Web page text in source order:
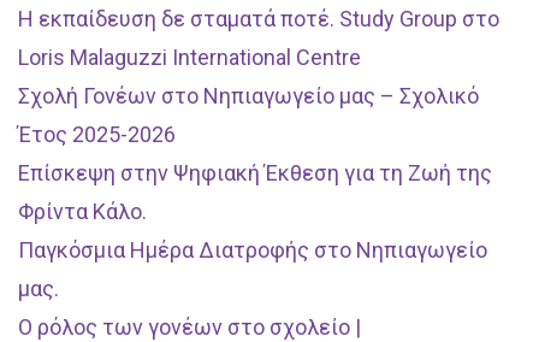
Η εκπαίδευση δε σταματά ποτέ. Study Group στο
Loris Malaguzzi International Centre
Σχολή Γονέων στο Νηπιαγωγείο μας – Σχολικό
Έτος 2025-2026
Επίσκεψη στην Ψηφιακή Έκθεση για τη Ζωή της
Φρίντα Κάλο.
Παγκόσμια Ημέρα Διατροφής στο Νηπιαγωγείο
μας.
Ο ρόλος των γονέων στο σχολείο |